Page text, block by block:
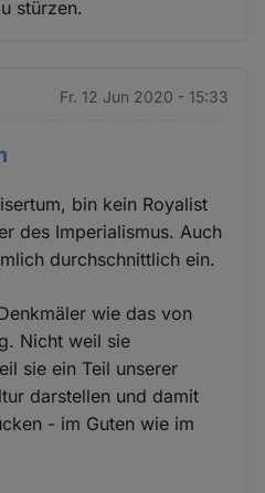
stürzen.
Fr. 12 Jun 2020 - 15:33
bin kein Royalist
des Imperialismus. Auch
durchschnittlich ein.
wie das von
Nicht weil sie
sie ein Teil unserer
darstellen und damit
- im Guten wie im